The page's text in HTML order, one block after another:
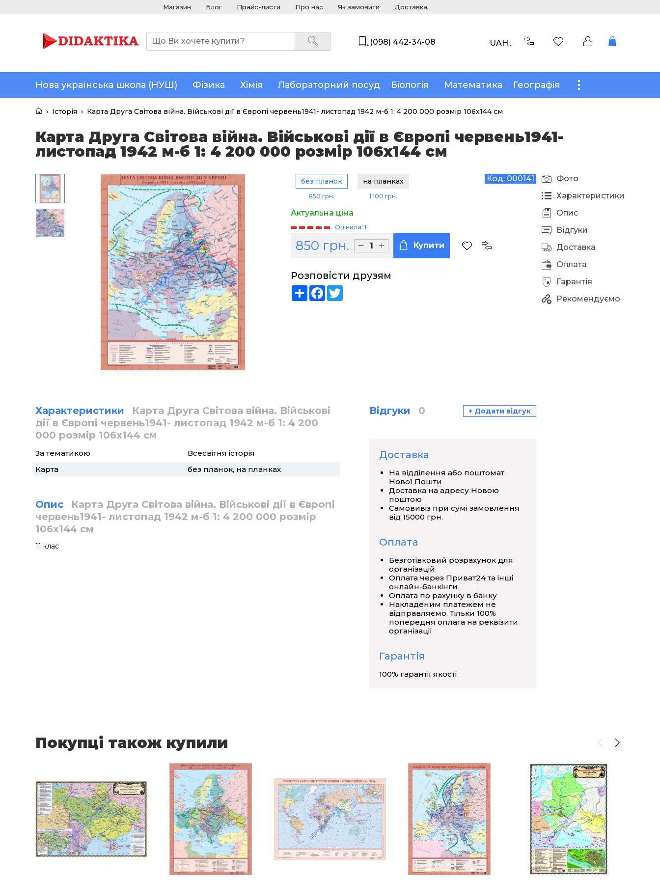
Магазин Блог Прайс-листи Про нас Як замовити Доставка
(098) 442-34-08 UAH
Нова українська школа (НУШ) Фізика Хімія Лабораторний посуд Біологія Математика Географія
› Історія › Карта Друга Світова війна. Військові дії в Європі червень1941- листопад 1942 м-б 1: 4 200 000 розмір 106х144 см
Карта Друга Світова війна. Військові дії в Європі червень1941-
листопад 1942 м-б 1: 4 200 000 розмір 106х144 см
Фото
Характеристики
Опис
Відгуки
Доставка
Оплата
Гарантія
Рекомендуємо
Код: 000141
без планок
850 грн.
на планках
1 100 грн.
Актуальна ціна
Оцінили: 1
850 грн. Купити
Розповісти друзям
ShareFacebook
Характеристики
Карта Друга Світова війна. Військові
дії в Європі червень1941- листопад 1942 м-б 1: 4 200
000 розмір 106х144 см
За тематикою
Всесвітня історія
Карта
без планок, на планках
Опис
Карта Друга Світова війна. Військові дії в Європі
червень1941- листопад 1942 м-б 1: 4 200 000 розмір
106х144 см
11 клас
Відгуки 0 + Додати відгук
Доставка
На відділення або поштомат
Нової Пошти
Доставка на адресу Новою
поштою
Самовивіз при сумі замовлення
від 15000 грн.
Оплата
Безготівковий розрахунок для
організацій
Оплата через Приват24 та інші
онлайн-банкінги
Оплата по рахунку в банку
Накладеним платежем не
відправляємо. Тільки 100%
попередня оплата на реквізити
організації
Гарантія
100% гарантії якості
Покупці також купили